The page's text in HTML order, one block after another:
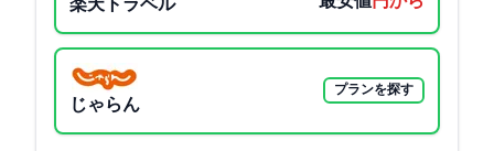
楽天トラベル
じゃらん
プランを探す